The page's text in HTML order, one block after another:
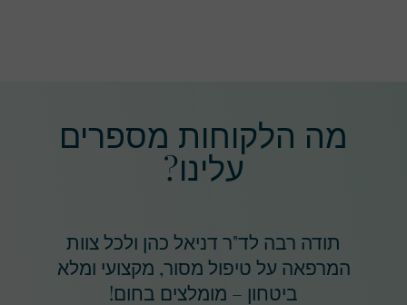
מה הלקוחות מספרים
עלינו?
תודה רבה לד"ר דניאל כהן ולכל צוות
המרפאה על טיפול מסור, מקצועי ומלא
ביטחון – מומלצים בחום!